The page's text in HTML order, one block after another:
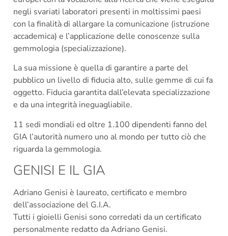
negli svariati laboratori presenti in moltissimi paesi
con la finalità di allargare la comunicazione (istruzione
accademica) e l’applicazione delle conoscenze sulla
gemmologia (specializzazione).
La sua missione è quella di garantire a parte del
pubblico un livello di fiducia alto, sulle gemme di cui fa
oggetto. Fiducia garantita dall’elevata specializzazione
e da una integrità ineguagliabile.
11 sedi mondiali ed oltre 1.100 dipendenti fanno del
GIA l’autorità numero uno al mondo per tutto ciò che
riguarda la gemmologia.
GENISI E IL GIA
Adriano Genisi è laureato, certificato e membro
dell’associazione del G.I.A.
Tutti i gioielli Genisi sono corredati da un certificato
personalmente redatto da Adriano Genisi.